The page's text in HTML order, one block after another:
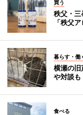
買う
秩父・
「秩父
暮らす・働
横瀬の
や対談も
食べる